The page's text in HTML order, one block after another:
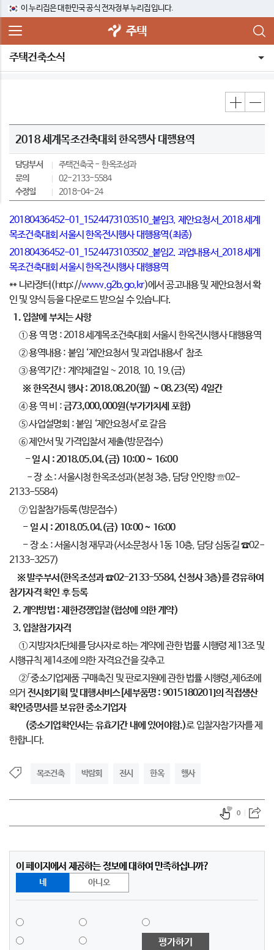
이 누리집은 대한민국 공식 전자정부 누리집입니다.
주택
주택건축소식
2018 세계목조건축대회 한옥행사 대행용역
담당부서 주택건축국
한옥조성과
문의
02-2133-5584
수정일
2018-04-24
20180436452-01_1524473103510_붙임3. 제안요청서_2018 세계
목조건축대회 서울시 한옥전시행사 대행용역(최종)
20180436452-01_1524473103502_붙임2. 과업내용서_2018 세계
목조건축대회 서울시 한옥전시행사 대행용역
** 나라장터(http://www.g2b.go.kr)에서 공고내용 및 제안요청서 확
인 및 양식 등을 다운로드 받으실 수 있습니다.
1. 입찰에 부치는 사항
① 용 역 명 : 2018 세계목조건축대회 서울시 한옥전시행사 대행용역
② 용역내용 : 붙임 ‘제안요청서 및 과업내용서’ 참조
③ 용역기간 : 계약체결일 ~ 2018. 10. 19.(금)
※한옥전시 행사: 2018.08.20(월) ~ 08.23(목) 4일간
④ 용 역 비 :금73,000,000원(부가가치세 포함)
⑤ 사업설명회 : 붙임 ‘제안요청서’로 갈음
⑥ 제안서 및 가격입찰서 제출(방문접수)
-일 시 :2018.05.04.(금) 10:00 ~ 16:00
- 장 소 : 서울시청 한옥조성과(본청 3층, 담당 안인향 ☏02-
2133-5584)
⑦ 입찰참가등록(방문접수)
- 일 시 :2018.05.04.(금) 10:00 ~ 16:00
-장 소 : 서울시청 재무과(서소문청사 1동 10층, 담당 심동길 ☎02-
2133-3257)
※발주부서 (한옥조성과☎02-2133-5584,신청사3층)를 경유하여
참가자격 확인 후 등록
2. 계약방법 : 제한경쟁입찰(협상에 의한 계약)
3. 입찰참가자격
① 지방자치단체를 당사자로 하는 계약에 관한 법률 시행령 제13조 및
시행규칙 제14조에 의한 자격요건을 갖추고
②「중소기업제품 구매촉진 및 판로지원에 관한 법률 시행령」제6조에
의거 전시회기획 및대행서비스[세부품명 : 9015180201]의 직접생산
확인증명서를 보유한 중소기업자
(중소기업확인서는 유효기간 내에 있어야함.)로 입찰자참가자를 제
한합니다.
목조건축 박람회 전시 한옥 행사
0
이 페이지에서 제공하는 정보에 대하여 만족하십니까?
네 아니오
평가하기